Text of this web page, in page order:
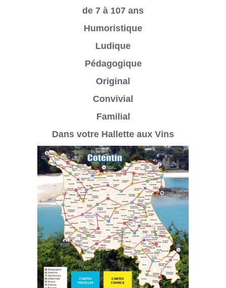
de 7 à 107 ans
Humoristique
Ludique
Pédagogique
Original
Convivial
Familial
Dans votre Hallette aux Vins